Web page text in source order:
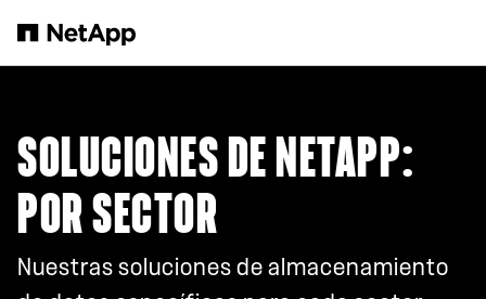
SOLUCIONES DE NETAPP:
POR SECTOR
Nuestras soluciones de almacenamiento